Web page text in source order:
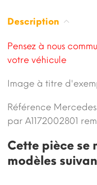
Description
Pensez à nous
votre véhicule
Image à titre
Référence
par A1172002801
Cette pièce se
modèles